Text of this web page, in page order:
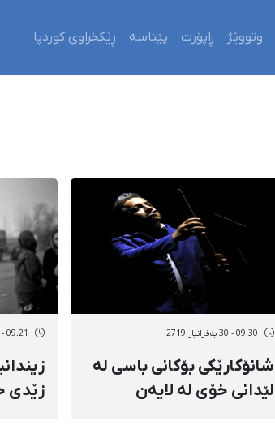
وتووێژ ڕاپۆرت پێناسە ڕێکخراوی کوردپا
09:30 - 30 بەفرانبار 2719
شانۆکارێکی بۆکانی باسی لە
لێدانی خۆی لە لایەن
09:21 - 30 بەفرانبار 2719
زێدی